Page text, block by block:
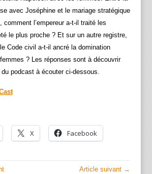
avec Joséphine et le mariage stratégique
comment l’empereur a-t-il traité les
le plus proche ? Et sur un autre registre,
Code civil a-t-il ancré la domination
? Les réponses sont à découvrir
podcast à écouter ci-dessous.
X Facebook
Article suivant →